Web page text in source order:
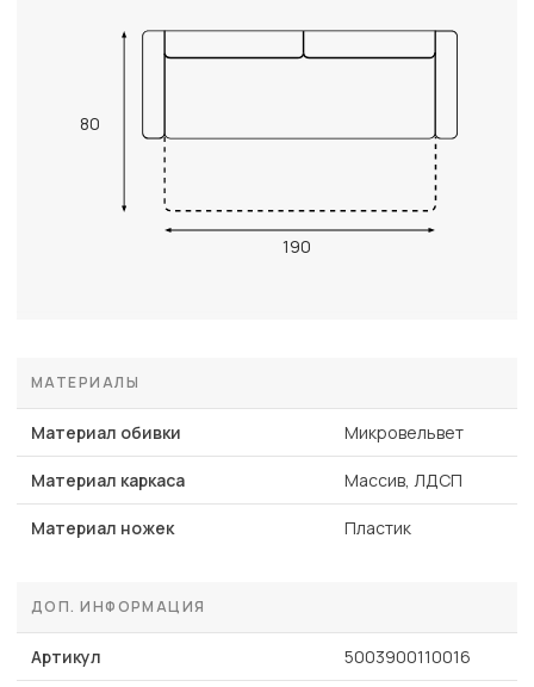
80
190
МАТЕРИАЛЫ
Материал обивки Микровельвет
Материал каркаса Массив, ЛДСП
Материал ножек Пластик
ДОП. ИНФОРМАЦИЯ
Артикул 5003900110016